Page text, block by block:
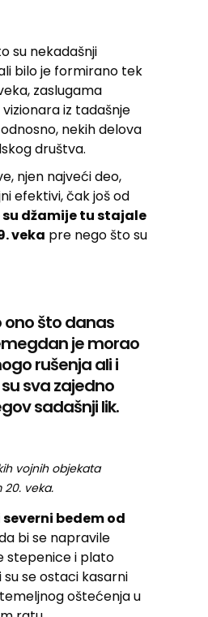
su nekadašnji
bilo je formirano tek
zaslugama
iz tadašnje
nekih delova
društva.
njen najveći deo,
efektivi, čak još od
džamije tu stajale
veka pre nego što su
ono što danas
je morao
rušenja ali i
sva zajedno
sadašnji lik.
vojnih objekata
veka.
severni bedem od
bi se napravile
stepenice i plato
su se ostaci kasarni
oštećenja u